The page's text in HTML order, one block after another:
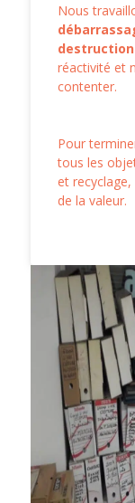
Nous
réactivité et
contenter.
Pour
tous les
et
de la valeur.